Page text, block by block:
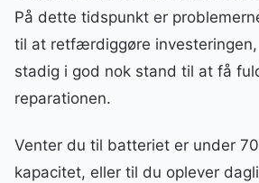
På dette tidspunkt er
til at retfærdiggøre
stadig i god nok stand til at få
reparationen.
Venter du til batteriet er under
kapacitet, eller til du oplever